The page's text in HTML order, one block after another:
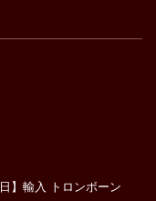
】輸入 トロンボーン